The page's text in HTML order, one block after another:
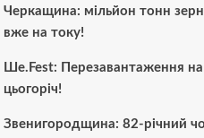
Черкащина: мільйон тонн
вже на току!
Ше.Fest: Перезавантаження
цьогоріч!
Звенигородщина: 82-річний